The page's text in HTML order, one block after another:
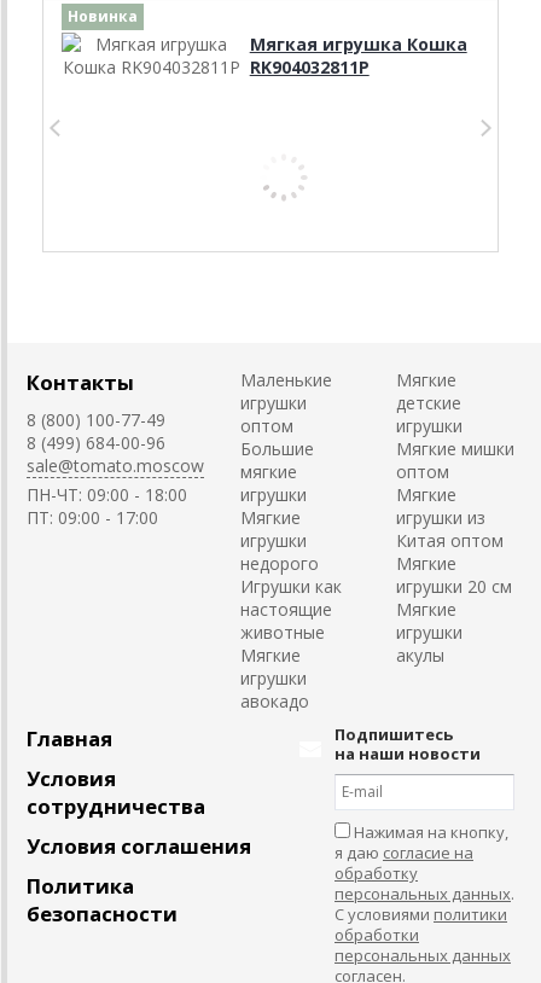
Новинка
Мягкая игрушка Кошка
RK904032811P
Контакты
8 (800) 100-77-49
8 (499) 684-00-96
sale@tomato.moscow
ПН-ЧТ: 09:00 - 18:00
ПТ: 09:00 - 17:00
Маленькие
игрушки
оптом
Большие
мягкие
игрушки
Мягкие
игрушки
недорого
Игрушки как
настоящие
животные
Мягкие
игрушки
авокадо
Мягкие
детские
игрушки
Мягкие мишки
оптом
Мягкие
игрушки из
Китая оптом
Мягкие
игрушки 20 см
Мягкие
игрушки
акулы
Главная
Условия
сотрудничества
Условия соглашения
Политика
безопасности
Подпишитесь
на наши новости
Нажимая на кнопку,
я даю согласие на
обработку
персональных данных.
С условиями политики
обработки
персональных данных
согласен.